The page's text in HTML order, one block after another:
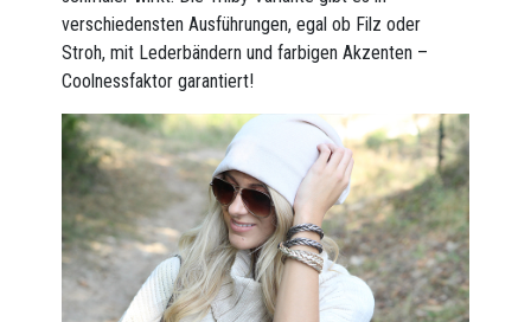
verschiedensten Ausführungen, egal ob Filz oder
Stroh, mit Lederbändern und farbigen Akzenten –
Coolnessfaktor garantiert!